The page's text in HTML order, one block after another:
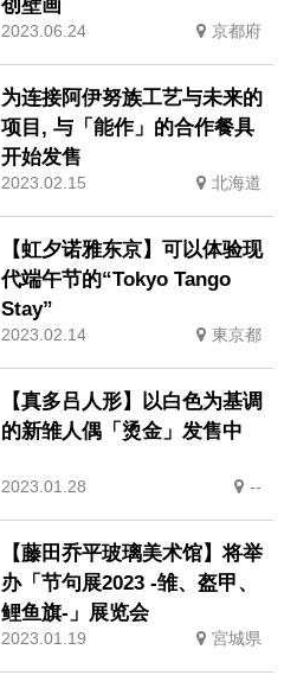
创壁画
2023.06.24 京都府
为连接阿伊努族工艺与未来的
项目, 与「能作」的合作餐具
开始发售
2023.02.15 北海道
【虹夕诺雅东京】可以体验现
代端午节的“Tokyo Tango
Stay”
2023.02.14 東京都
【真多吕人形】以白色为基调
的新雏人偶「烫金」发售中
2023.01.28 --
【藤田乔平玻璃美术馆】将举
办「节句展2023 -雏、盔甲、
鲤鱼旗-」展览会
2023.01.19 宮城県